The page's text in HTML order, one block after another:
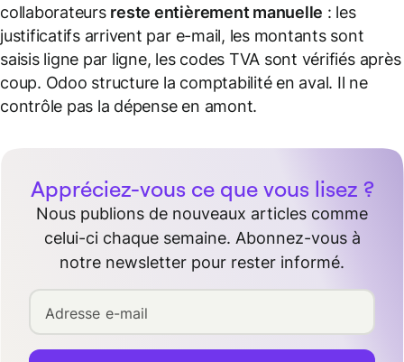
collaborateurs reste entièrement manuelle : les
justificatifs arrivent par e-mail, les montants sont
saisis ligne par ligne, les codes TVA sont vérifiés après
coup. Odoo structure la comptabilité en aval. Il ne
contrôle pas la dépense en amont.
Appréciez-vous ce que vous lisez ?
Nous publions de nouveaux articles comme
celui-ci chaque semaine. Abonnez-vous à
notre newsletter pour rester informé.
Adresse e-mail